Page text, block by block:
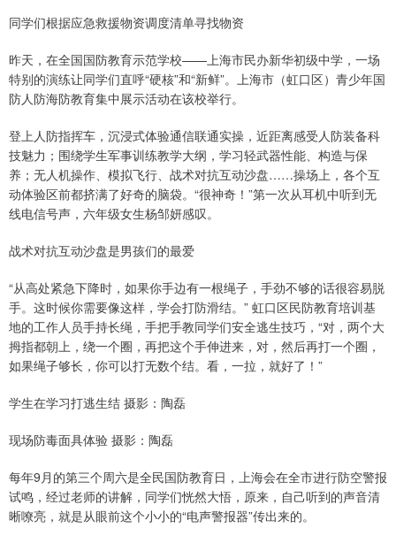
同学们根据应急救援物资调度清单寻找物资
昨天，在全国国防教育示范学校——上海市民办新华初级中学，一场
特别的演练让同学们直呼“硬核”和“新鲜”。上海市（虹口区）青少年国
防人防海防教育集中展示活动在该校举行。
登上人防指挥车，沉浸式体验通信联通实操，近距离感受人防装备科
技魅力；围绕学生军事训练教学大纲，学习轻武器性能、构造与保
养；无人机操作、模拟飞行、战术对抗互动沙盘……操场上，各个互
动体验区前都挤满了好奇的脑袋。“很神奇！”第一次从耳机中听到无
线电信号声，六年级女生杨邹妍感叹。
战术对抗互动沙盘是男孩们的最爱
“从高处紧急下降时，如果你手边有一根绳子，手劲不够的话很容易脱
手。这时候你需要像这样，学会打防滑结。” 虹口区民防教育培训基
地的工作人员手持长绳，手把手教同学们安全逃生技巧，“对，两个大
拇指都朝上，绕一个圈，再把这个手伸进来，对，然后再打一个圈，
如果绳子够长，你可以打无数个结。看，一拉，就好了！”
学生在学习打逃生结 摄影：陶磊
现场防毒面具体验 摄影：陶磊
每年9月的第三个周六是全民国防教育日，上海会在全市进行防空警报
试鸣，经过老师的讲解，同学们恍然大悟，原来，自己听到的声音清
晰嘹亮，就是从眼前这个小小的“电声警报器”传出来的。